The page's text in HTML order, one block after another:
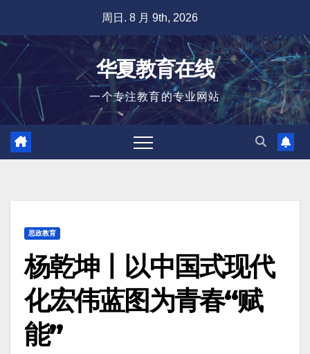
容
周日. 8 月 9th, 2026
华夏教育在线
一个专注教育的专业网站
思政教育
杨乾坤丨以中国式现代
化宏伟蓝图为青春“赋
能”